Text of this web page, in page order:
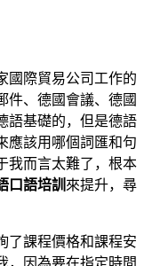
國際貿易公司工作的
件、德國會議、德國
語基礎的，但是德語
應該用哪個詞匯和句
我而言太難了，根本
口語培訓 來提升，尋
了課程價格和課程安
，因為要在指定時間